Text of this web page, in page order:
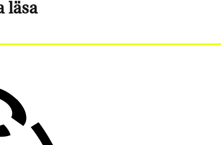
läsa